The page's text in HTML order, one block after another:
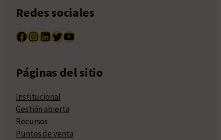
Redes sociales
Facebook InstagramLinkedIn Twitter YouTube
Páginas del sitio
Institucional
Gestión abierta
Recursos
Puntos de venta